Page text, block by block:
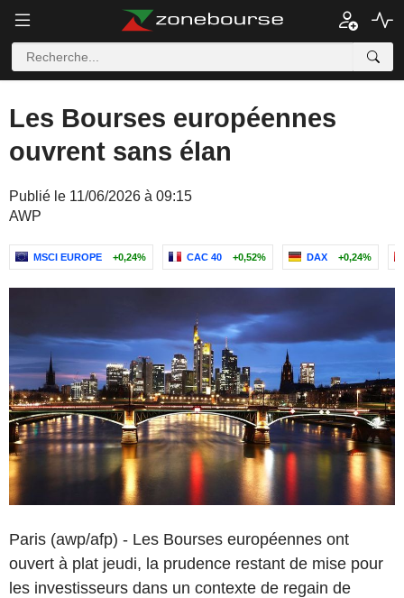
Les Bourses européennes
ouvrent sans élan
Publié le 11/06/2026 à 09:15
AWP
MSCI EUROPE +0,24% CAC 40 +0,52% DAX +0,24%
Paris (awp/afp) - Les Bourses européennes ont
ouvert à plat jeudi, la prudence restant de mise pour
les investisseurs dans un contexte de regain de